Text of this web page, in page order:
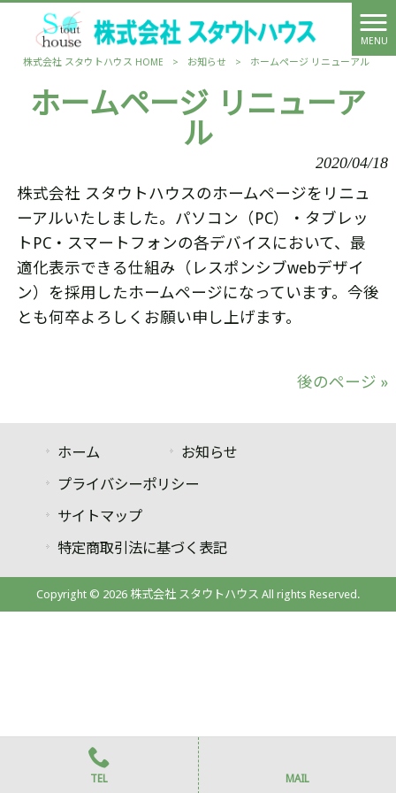
MENU
株式会社 スタウトハウス HOME
> お知らせ > ホームページ リニューアル
ホームページ リニューア
ル
2020/04/18
株式会社 スタウトハウスのホームページをリニュ
ーアルいたしました。パソコン（PC）・タブレッ
トPC・スマートフォンの各デバイスにおいて、最
適化表示できる仕組み（レスポンシブwebデザイ
ン）を採用したホームページになっています。今後
とも何卒よろしくお願い申し上げます。
後のページ »
ホーム
お知らせ
プライバシーポリシー
サイトマップ
特定商取引法に基づく表記
Copyright © 2026 株式会社 スタウトハウス All rights Reserved.
TEL MAIL